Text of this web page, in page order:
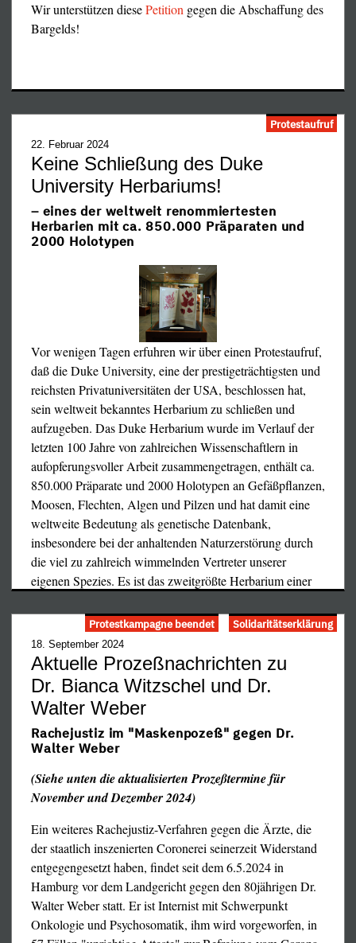
Bianca Witzschel nun wieder im Gefängnis – nach dem
Willen der unermüdlichen Rachejustiz des Corona-
eineinhalb Jahre,
nachdem sie bis Juni 2024 bereits 16 Monate wie ein
Schwerverbrecher in Untersuchungshaft gefangengehalten
und schließlich in einem monatelangen Schauprozeß vom
Landgericht Dresden verurteilt worden war.
Wir unterstützen diesePetition gegen die Abschaffung des
Bargelds!
Protestaufruf
22. Februar 2024
Keine Schließung des Duke
University Herbariums!
– eines der weltweit renommiertesten
Herbarien mit ca. 850.000 Präparaten und
2000 Holotypen
Vor wenigen Tagen erfuhren wir über einen Protestaufruf,
daß die Duke University, eine der prestigeträchtigsten und
reichsten Privatuniversitäten der USA, beschlossen hat,
sein weltweit bekanntes Herbarium zu schließen und
aufzugeben. Das Duke Herbarium wurde im Verlauf der
letzten 100 Jahre von zahlreichen Wissenschaftlern in
aufopferungsvoller Arbeit zusammengetragen, enthält ca.
850.000 Präparate und 2000 Holotypen an Gefäßpflanzen,
Moosen, Flechten, Algen und Pilzen und hat damit eine
weltweite Bedeutung als genetische Datenbank,
insbesondere bei der anhaltenden Naturzerstörung durch
die viel zu zahlreich wimmelnden Vertreter unserer
eigenen Spezies. Es ist das zweitgrößte Herbarium einer
Privatuniversität in den USA und wird von
Protestkampagne beendet Solidaritätserklärung
18. September 2024
Aktuelle Prozeßnachrichten zu
Dr. Bianca Witzschel und Dr.
Walter Weber
Rachejustiz im "Maskenpozeß" gegen Dr.
Walter Weber
(Siehe unten die aktualisierten Prozeßtermine für
November und Dezember 2024)
Ein weiteres Rachejustiz-Verfahren gegen die Ärzte, die
der staatlich inszenierten Coronerei seinerzeit Widerstand
entgegengesetzt haben, findet seit dem 6.5.2024 in
Hamburg vor dem Landgericht gegen den 80jährigen Dr.
Walter Weber statt. Er ist Internist mit Schwerpunkt
Onkologie und Psychosomatik, ihm wird vorgeworfen, in